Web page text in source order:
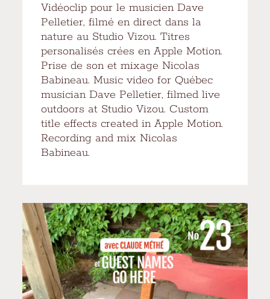
Vidéoclip pour le musicien Dave
Pelletier, filmé en direct dans la
nature au Studio Vizou. Titres
personalisés crées en Apple Motion.
Prise de son et mixage Nicolas
Babineau. Music video for Québec
musician Dave Pelletier, filmed live
outdoors at Studio Vizou. Custom
title effects created in Apple Motion.
Recording and mix Nicolas
Babineau.